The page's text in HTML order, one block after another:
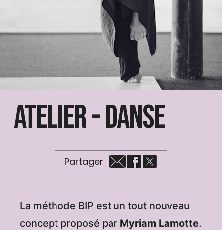
Atelier - Danse
Partager
La méthode BIP est un tout nouveau
concept proposé par Myriam Lamotte.